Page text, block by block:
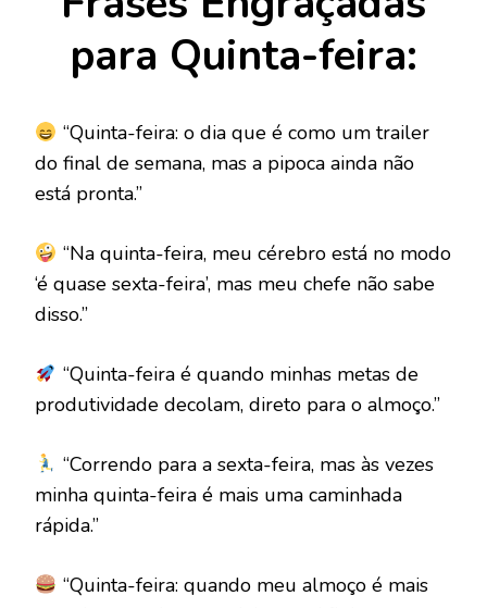
para Quinta-feira:
“Quinta-feira: o dia que é como um trailer
do final de semana, mas a pipoca ainda não
está pronta.”
“Na quinta-feira, meu cérebro está no modo
‘é quase sexta-feira’, mas meu chefe não sabe
disso.”
“Quinta-feira é quando minhas metas de
produtividade decolam, direto para o almoço.”
“Correndo para a sexta-feira, mas às vezes
minha quinta-feira é mais uma caminhada
rápida.”
“Quinta-feira: quando meu almoço é mais